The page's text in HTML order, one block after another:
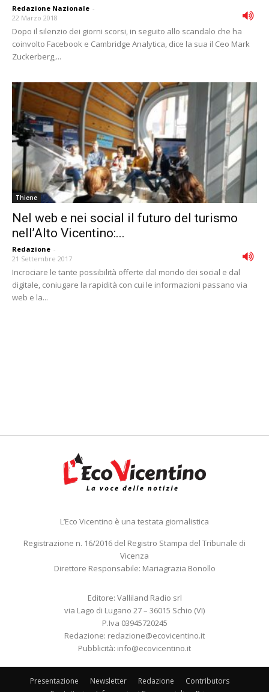
Redazione Nazionale -
22 Marzo 2018
Dopo il silenzio dei giorni scorsi, in seguito allo scandalo che ha
coinvolto Facebook e Cambridge Analytica, dice la sua il Ceo Mark
Zuckerberg,...
Thiene
Nel web e nei social il futuro del turismo
nell’Alto Vicentino:...
Redazione -
21 Settembre 2017
Incrociare le tante possibilità offerte dal mondo dei social e dal
digitale, coniugare la rapidità con cui le informazioni passano via
web e la...
L’Eco Vicentino è una testata giornalistica
Registrazione n. 16/2016 del Registro Stampa del Tribunale di
Vicenza
Direttore Responsabile: Mariagrazia Bonollo
Editore: Valliland Radio srl
via Lago di Lugano 27 – 36015 Schio (VI)
P.Iva 03945720245
Redazione: redazione@ecovicentino.it
Pubblicità: info@ecovicentino.it
Presentazione Newsletter Redazione
Contributors